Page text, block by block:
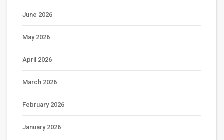
June 2026
May 2026
April 2026
March 2026
February 2026
January 2026